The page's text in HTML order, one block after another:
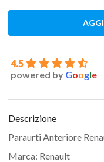
4.5
powered by Google
Descrizione
Paraurti Anteriore
Marca: Renault